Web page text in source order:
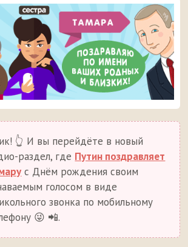
👆 И вы перейдёте в новый
раздел, где Путин поздравляет
с Днём рождения своим
голосом в виде
звонка по мобильному
😜 📲.